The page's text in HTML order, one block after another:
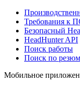
Требования к
Безопасный
HeadHunter API
Поиск работы
Поиск по
Мобильное